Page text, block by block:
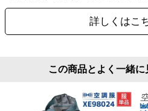
詳しくはこ
この商品とよく一緒